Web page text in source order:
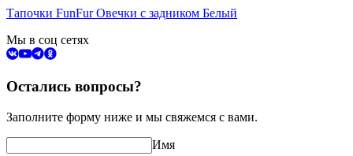
Тапочки FunFur Овечки с задником Белый
Мы в соц сетях
Остались вопросы?
Заполните форму ниже и мы свяжемся с вами.
Имя